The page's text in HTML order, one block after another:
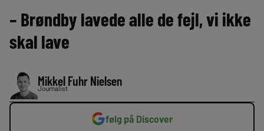
– Brøndby lavede alle de fejl, vi ikke
skal lave
Mikkel Fuhr Nielsen
Journalist
følg på Discover